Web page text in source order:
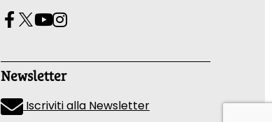
Newsletter
Iscriviti alla Newsletter